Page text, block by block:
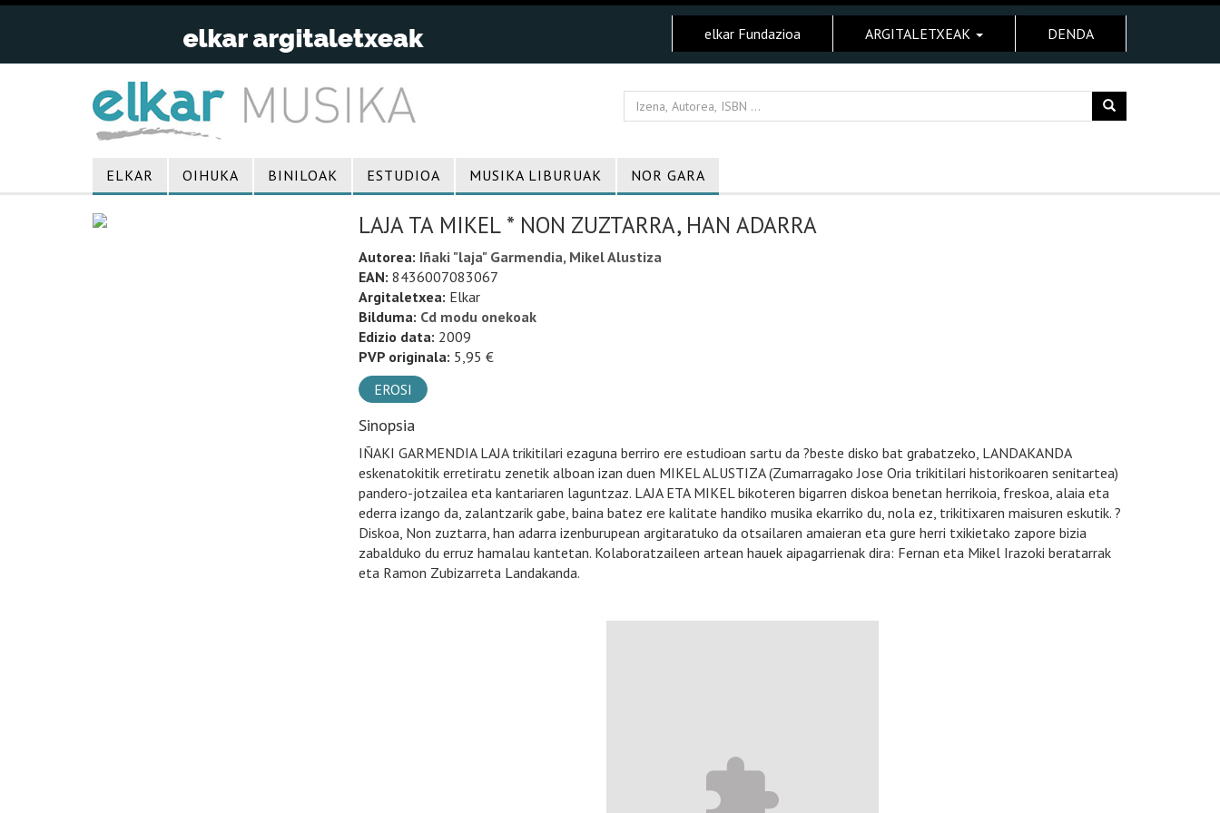
elkar Fundazioa ARGITALETXEAK DENDA
ELKAR OIHUKA BINILOAK ESTUDIOA MUSIKA LIBURUAK NOR GARA
LAJA TA MIKEL * NON ZUZTARRA, HAN ADARRA
Autorea: Iñaki "laja" Garmendia, Mikel Alustiza
EAN: 8436007083067
Argitaletxea: Elkar
Bilduma: Cd modu onekoak
Edizio data: 2009
PVP originala: 5,95 €
EROSI
Sinopsia
IÑAKI GARMENDIA LAJA trikitilari ezaguna berriro ere estudioan sartu da ?beste disko bat grabatzeko, LANDAKANDA
eskenatokitik erretiratu zenetik alboan izan duen MIKEL ALUSTIZA (Zumarragako Jose Oria trikitilari historikoaren senitartea)
pandero-jotzailea eta kantariaren laguntzaz. LAJA ETA MIKEL bikoteren bigarren diskoa benetan herrikoia, freskoa, alaia eta
ederra izango da, zalantzarik gabe, baina batez ere kalitate handiko musika ekarriko du, nola ez, trikitixaren maisuren eskutik. ?
Diskoa, Non zuztarra, han adarra izenburupean argitaratuko da otsailaren amaieran eta gure herri txikietako zapore bizia
zabalduko du erruz hamalau kantetan. Kolaboratzaileen artean hauek aipagarrienak dira: Fernan eta Mikel Irazoki beratarrak
eta Ramon Zubizarreta Landakanda.